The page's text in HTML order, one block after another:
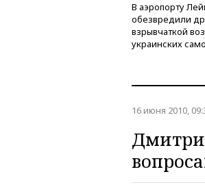
В аэропорту
обезвредили
взрывчаткой
украинских
16 июня 2010,